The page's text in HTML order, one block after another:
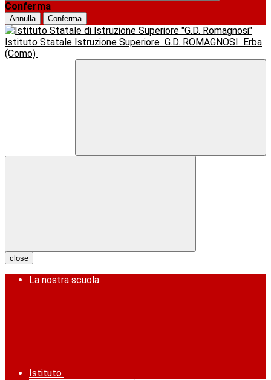
Conferma
Annulla Conferma
Istituto Statale Istruzione Superiore G.D. ROMAGNOSI
Erba
(Como)
close
La nostra scuola
Istituto